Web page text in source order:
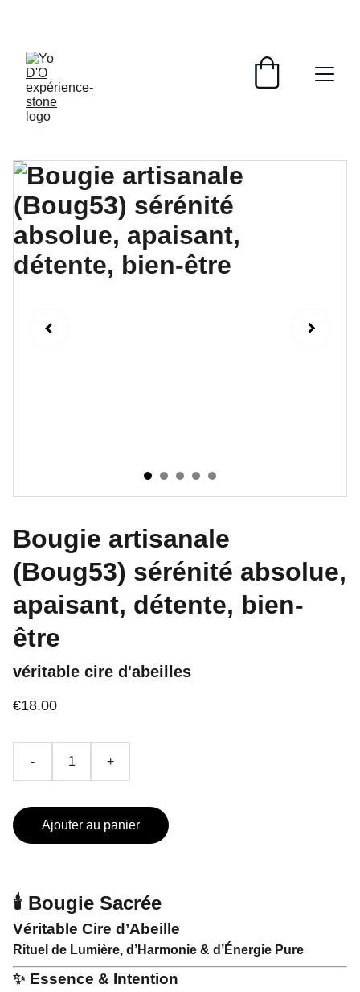
Bougie artisanale
(Boug53) sérénité absolue,
apaisant, détente, bien-
être
véritable cire d'abeilles
€18.00
- +
Ajouter au panier
🕯️ Bougie Sacrée
Véritable Cire d’Abeille
Rituel de Lumière, d’Harmonie & d’Énergie Pure
✨ Essence & Intention